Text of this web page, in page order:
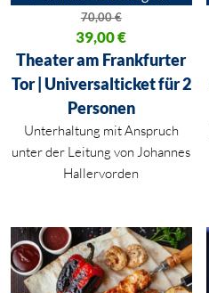
70,00€
Ursprünglicher Preis war: 70,00 €
39,00€
Aktueller Preis ist: 39,00 €.
Theater am Frankfurter
Tor | Universalticket für 2
Personen
Unterhaltung mit Anspruch
unter der Leitung von Johannes
Hallervorden